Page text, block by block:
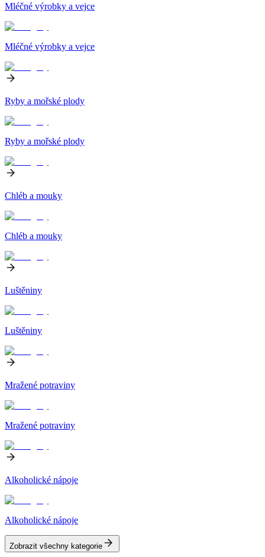
Mléčné výrobky a vejce
Mléčné výrobky a vejce
Ryby a mořské plody
Ryby a mořské plody
Chléb a mouky
Chléb a mouky
Luštěniny
Luštěniny
Mražené potraviny
Mražené potraviny
Alkoholické nápoje
Alkoholické nápoje
Zobrazit všechny kategorie